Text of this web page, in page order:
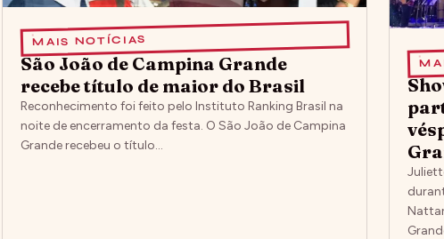
MAIS NOTÍCIAS
São João de Campina Grande
recebe título de maior do Brasil
Reconhecimento foi feito pelo Instituto Ranking Brasil na
noite de encerramento da festa. O São João de Campina
Grande recebeu o título…